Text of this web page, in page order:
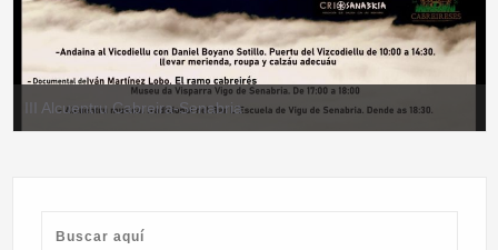
III Alcuentru Cabreira-Senabria